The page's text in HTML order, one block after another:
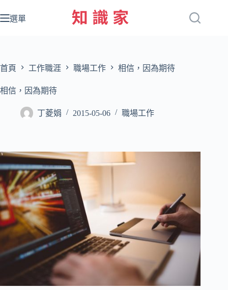
至
容
選單
首頁 工作職涯 職場工作 相信，因為期待
相信，因為期待
丁菱娟 2015-05-06 職場工作